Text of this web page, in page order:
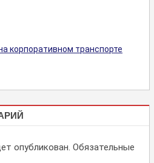
корпоративном транспорте
опубликован. Обязательные